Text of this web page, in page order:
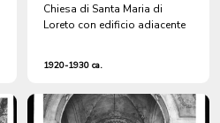
Chiesa di Santa Maria di
Loreto con edificio adiacente
1920-1930 ca.